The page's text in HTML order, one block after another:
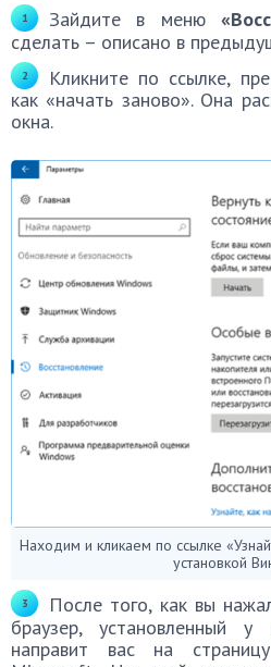
Зайдите в меню
сделать – описано в
Кликните по ссылке,
как «начать заново». Она
окна.
Находим и кликаем по ссылке
установкой
После того, как вы
браузер, установленный
направит вас на